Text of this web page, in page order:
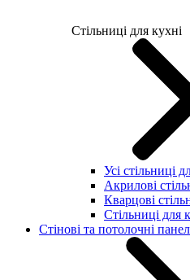
Стільниці для кухні
Усі стільниці
Акрилові
Кварцові
Стільниці для
Стінові та потолочні